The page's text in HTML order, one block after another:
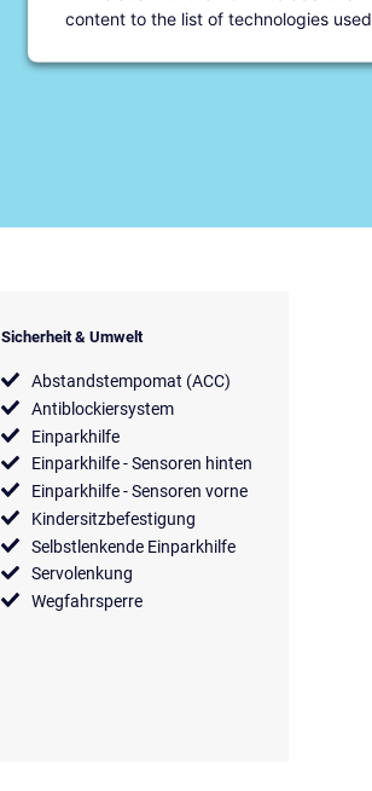
content to the list of technologies used.
Sicherheit & Umwelt
Abstandstempomat (ACC)
Antiblockiersystem
Einparkhilfe
Einparkhilfe - Sensoren hinten
Einparkhilfe - Sensoren vorne
Kindersitzbefestigung
Selbstlenkende Einparkhilfe
Servolenkung
Wegfahrsperre